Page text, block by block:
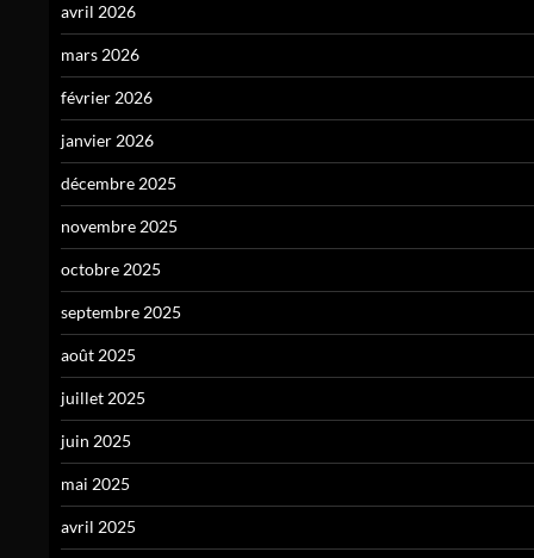
avril 2026
mars 2026
février 2026
janvier 2026
décembre 2025
novembre 2025
octobre 2025
septembre 2025
août 2025
juillet 2025
juin 2025
mai 2025
avril 2025